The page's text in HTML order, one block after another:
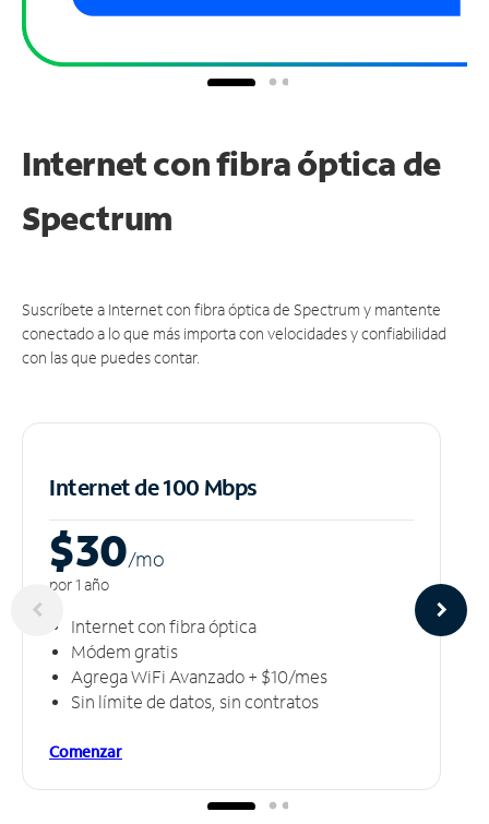
Internet con fibra óptica de
Spectrum
Suscríbete a Internet con fibra óptica de Spectrum y mantente
conectado a lo que más importa con velocidades y confiabilidad
con las que puedes contar.
Internet de 100 Mbps
$30/mo
por 1 año
Internet con fibra óptica
Módem gratis
Agrega WiFi Avanzado + $10/mes
Sin límite de datos, sin contratos
Comenzar